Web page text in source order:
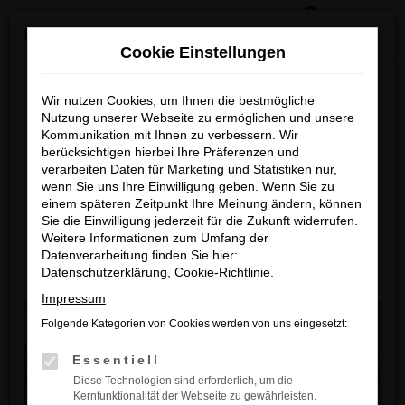
Zum
Fahrzeug-Showroom
Cookie Einstellungen
Wir nutzen Cookies, um Ihnen die bestmögliche
Nutzung unserer Webseite zu ermöglichen und unsere
Kommunikation mit Ihnen zu verbessern. Wir
berücksichtigen hierbei Ihre Präferenzen und
verarbeiten Daten für Marketing und Statistiken nur,
wenn Sie uns Ihre Einwilligung geben. Wenn Sie zu
einem späteren Zeitpunkt Ihre Meinung ändern, können
Sie die Einwilligung jederzeit für die Zukunft widerrufen.
Weitere Informationen zum Umfang der
Datenverarbeitung finden Sie hier:
Datenschutzerklärung Cookie-Richtlinie
Impressum
Folgende Kategorien von Cookies werden von uns eingesetzt:
Essentiell
Diese Technologien sind erforderlich, um die
Kernfunktionalität der Webseite zu gewährleisten.
×
Reckhaus Kia Summer Deals & Sportage Deal
Reckhaus Kia Summer Deals
& Sportage Deal
Entdecke dein Lieblingsmodell zu
besonders attraktiven Leasingkonditionen
Zum Sportage Top Deal
Zu den Summer Deals